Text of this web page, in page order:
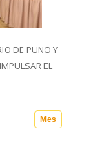
DE PUNO Y
EL
Mes